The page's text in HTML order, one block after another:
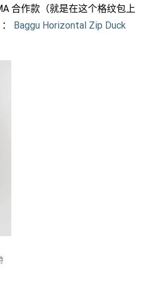
合作款（就是在这个格纹包上
Baggu Horizontal Zip Duck